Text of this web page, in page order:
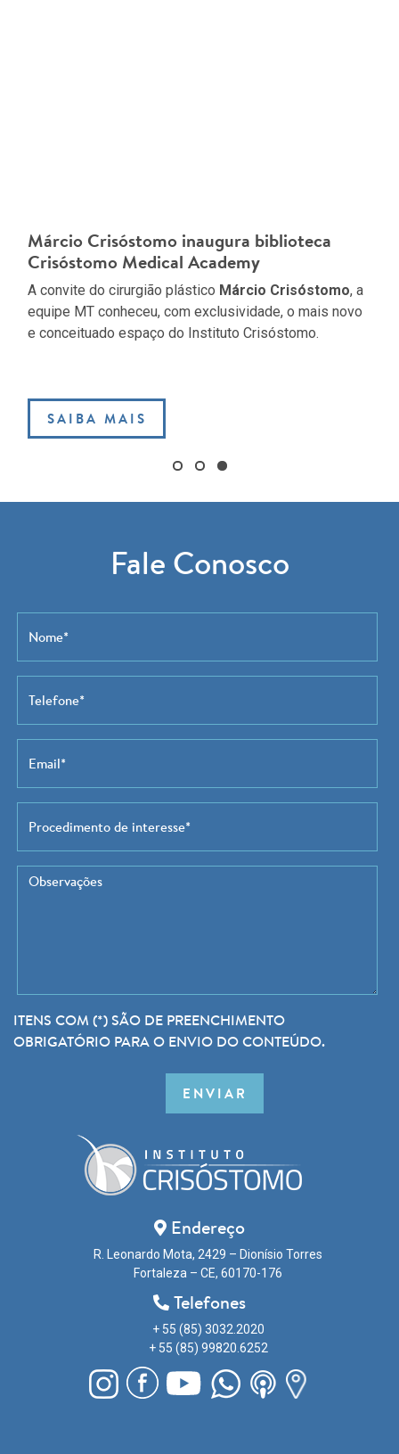
Márcio Crisóstomo inaugura biblioteca
Crisóstomo Medical Academy
A convite do cirurgião plástico Márcio Crisóstomo, a
equipe MT conheceu, com exclusividade, o mais novo
e conceituado espaço do Instituto Crisóstomo.
SAIBA MAIS
Fale Conosco
ITENS COM (*) SÃO DE PREENCHIMENTO
OBRIGATÓRIO PARA O ENVIO DO CONTEÚDO.
Endereço
R. Leonardo Mota, 2429 – Dionísio Torres
Fortaleza – CE, 60170-176
Telefones
+ 55 (85) 3032.2020
+ 55 (85) 99820.6252